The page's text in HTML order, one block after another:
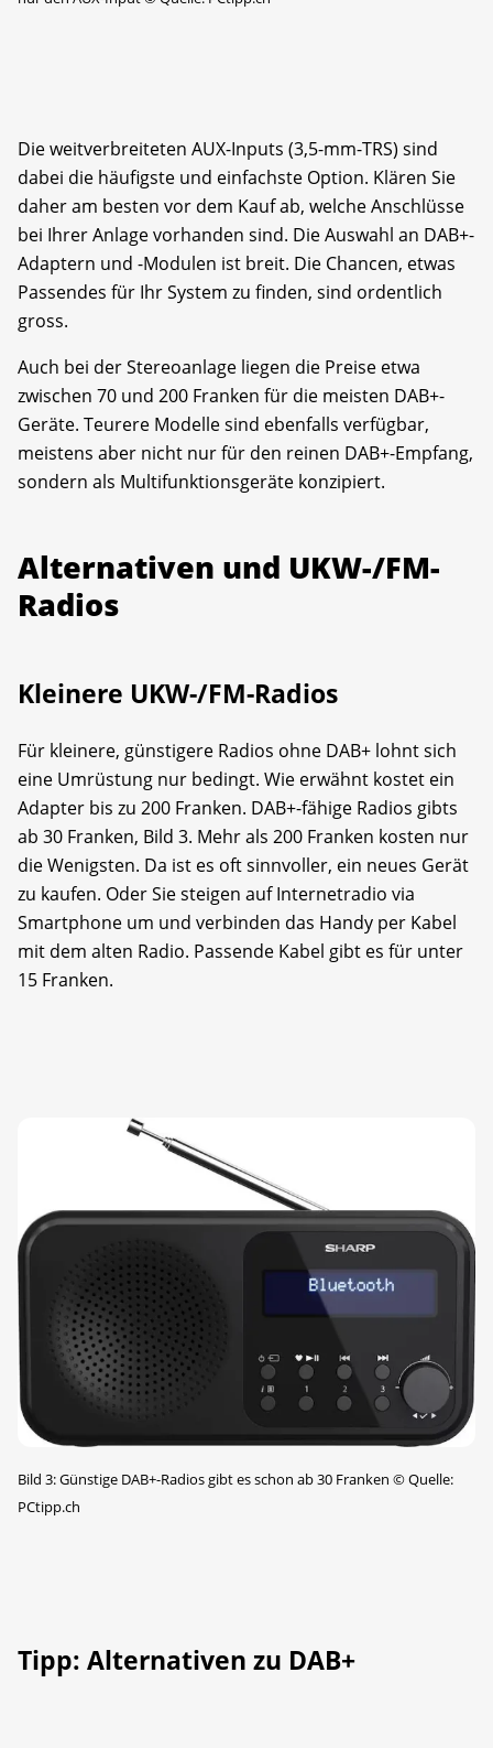
Die weitverbreiteten AUX-Inputs (3,5-mm-TRS) sind
dabei die häufigste und einfachste Option. Klären Sie
daher am besten vor dem Kauf ab, welche Anschlüsse
bei Ihrer Anlage vorhanden sind. Die Auswahl an DAB+-
Adaptern und -Modulen ist breit. Die Chancen, etwas
Passendes für Ihr System zu finden, sind ordentlich
gross.
Auch bei der Stereoanlage liegen die Preise etwa
zwischen 70 und 200 Franken für die meisten DAB+-
Geräte. Teurere Modelle sind ebenfalls verfügbar,
meistens aber nicht nur für den reinen DAB+-Empfang,
sondern als Multifunktionsgeräte konzipiert.
Alternativen und UKW-/FM-
Radios
Kleinere UKW-/FM-Radios
Für kleinere, günstigere Radios ohne DAB+ lohnt sich
eine Umrüstung nur bedingt. Wie erwähnt kostet ein
Adapter bis zu 200 Franken. DAB+-fähige Radios gibts
ab 30 Franken, Bild 3. Mehr als 200 Franken kosten nur
die Wenigsten. Da ist es oft sinnvoller, ein neues Gerät
zu kaufen. Oder Sie steigen auf Internet­radio via
Smartphone um und verbinden das Handy per Kabel
mit dem alten Radio. Passende Kabel gibt es für unter
15 Franken.
Bild 3: Günstige DAB+-Radios gibt es schon ab 30 Franken ©Quelle:
PCtipp.ch
Tipp: Alternativen zu DAB+